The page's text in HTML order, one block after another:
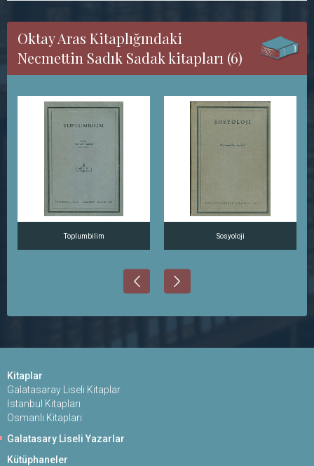
Oktay Aras Kitaplığındaki
Necmettin Sadık Sadak kitapları (6)
Toplumbilim Sosyoloji
Kitaplar
Galatasaray Liseli Kitaplar
İstanbul Kitapları
Osmanlı Kitapları
Galatasary Liseli Yazarlar
Kütüphaneler